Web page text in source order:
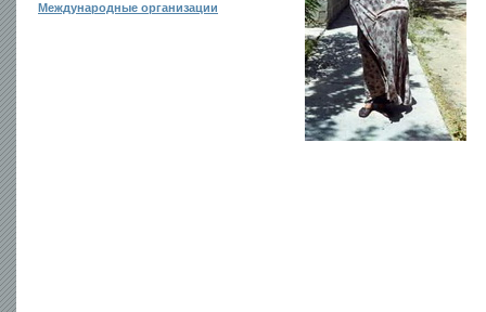
Международные организации